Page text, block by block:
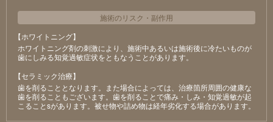
施術のリスク ・ 副作用
【ホワイトニング】
ホワイトニング剤の刺激により、施術中あるいは施術後に冷たいものが
⻭にしみる知覚過敏症状をともなうことがあります。
【セラミック治療】
⻭を削ることとなります。また場合によっては、治療箇所周囲の健康な
⻭を削ることもございます。⻭を削ることで痛み・しみ・知覚過敏が起
こることsがあります。被せ物や詰め物は経年劣化する場合があります。